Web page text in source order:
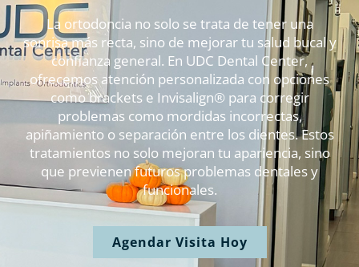
La ortodoncia no solo se trata de tener una
sonrisa más recta, sino de mejorar tu salud bucal y
confianza general. En UDC Dental Center,
ofrecemos atención personalizada con opciones
como brackets e Invisalign® para corregir
problemas como mordidas incorrectas,
apiñamiento o separación entre los dientes. Estos
tratamientos no solo mejoran tu apariencia, sino
que previenen futuros problemas dentales y
funcionales.
Agendar Visita Hoy